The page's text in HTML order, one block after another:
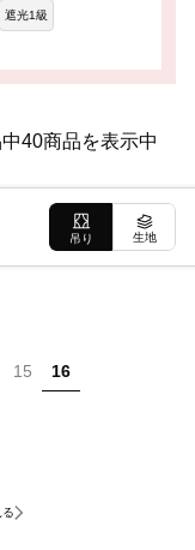
遮光1級
40商品を表示中
吊り 生地
15 16